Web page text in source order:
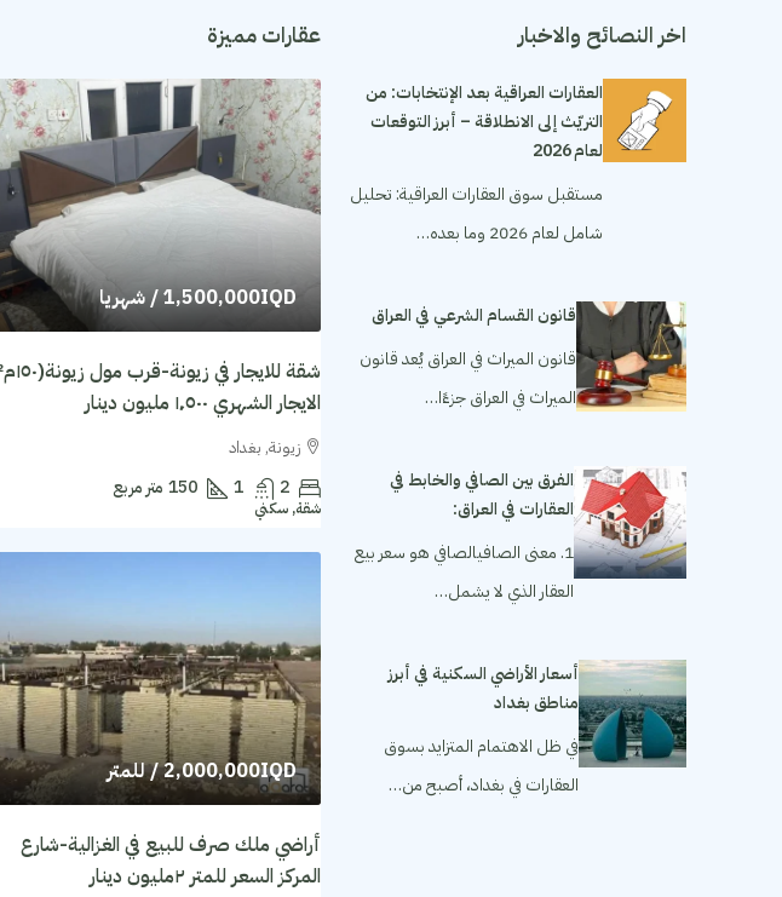
اخر النصائح والاخبار
العقارات العراقية بعد الإنتخابات: من
التريّث إلى الانطلاقة – أبرز التوقعات
لعام 2026
مستقبل سوق العقارات العراقية: تحليل
شامل لعام 2026 وما بعده…
قانون القسام الشرعي في العراق
قانون الميراث في العراق يُعد قانون
الميراث في العراق جزءًا…
الفرق بين الصافي والخابط في
العقارات في العراق:
1. معنى الصافيالصافي هو سعر بيع
العقار الذي لا يشمل…
أسعار الأراضي السكنية في أبرز
مناطق بغداد
في ظل الاهتمام المتزايد بسوق
العقارات في بغداد، أصبح من…
عقارات مميزة
1,500,000IQD/ شهريا
الايجار الشهري ١٬٥٠٠ مليون دينار
زيونة, بغداد
2
1
150 متر مربع
شقة, سكني
2,000,000IQD/ للمتر
أراضي ملك صرف للبيع في الغزالية-شارع
المركز السعر للمتر ٢مليون دينار